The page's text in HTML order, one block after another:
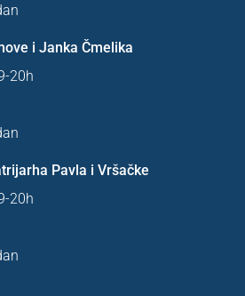
i Janka Čmelika
20h
Pavla i Vršačke
20h